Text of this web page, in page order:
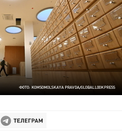
ФОТО: KOMSOMOLSKAYA PRAVDA/GLOBALLOOKPRESS